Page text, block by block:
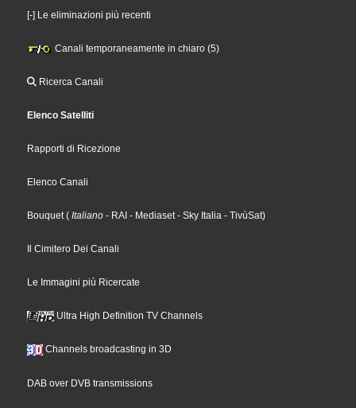
[-] Le eliminazioni più recenti
Canali temporaneamente in chiaro (5)
Ricerca Canali
Elenco Satelliti
Rapporti di Ricezione
Elenco Canali
Bouquet( Italiano - RAI - Mediaset- Sky Italia - TivùSat)
Il Cimitero Dei Canali
Le Immagini più Ricercate
Ultra High Definition TV Channels
Channels broadcasting in 3D
DAB over DVB transmissions